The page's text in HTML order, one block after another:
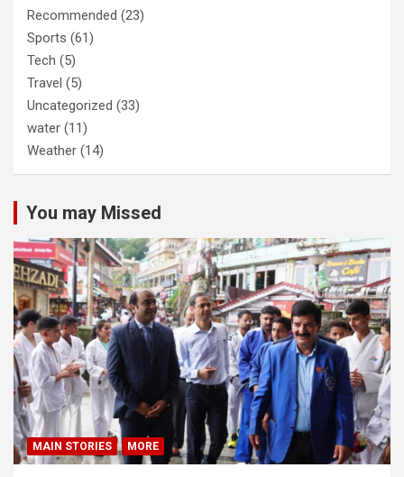
Recommended (23)
Sports (61)
Tech (5)
Travel (5)
Uncategorized (33)
water (11)
Weather (14)
You may Missed
MAIN STORIES MORE